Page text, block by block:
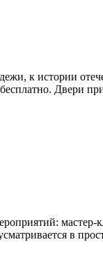
к истории
Двери
мастер-
в